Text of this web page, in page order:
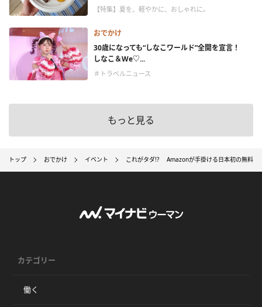
【特集】夏を、軽やかに、おしゃれに。
おでかけ
30歳になっても“しなこワールド”全開を宣言！
しなこ＆We♡...
＃トラベルニュース
もっと見る
トップ おでかけ イベント これがタダ!? Amazonが手掛ける日本初の無料の
カテゴリー
働く